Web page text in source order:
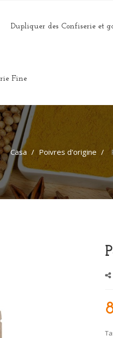
Dupliquer des Confiserie et
Fine
Casa Poivres d'origine